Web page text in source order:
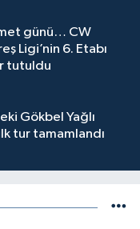
günü… CW
Ligi’nin 6. Etabı
tutuldu
Gökbel Yağlı
tur tamamlandı